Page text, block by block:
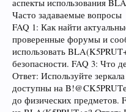
аспекты использования
Часто задаваемые вопросы
FAQ 1: Как найти
проверенные форумы и
использовать
безопасности. FAQ 3: Что
Ответ: Используйте
доступны на
до физических предметов.